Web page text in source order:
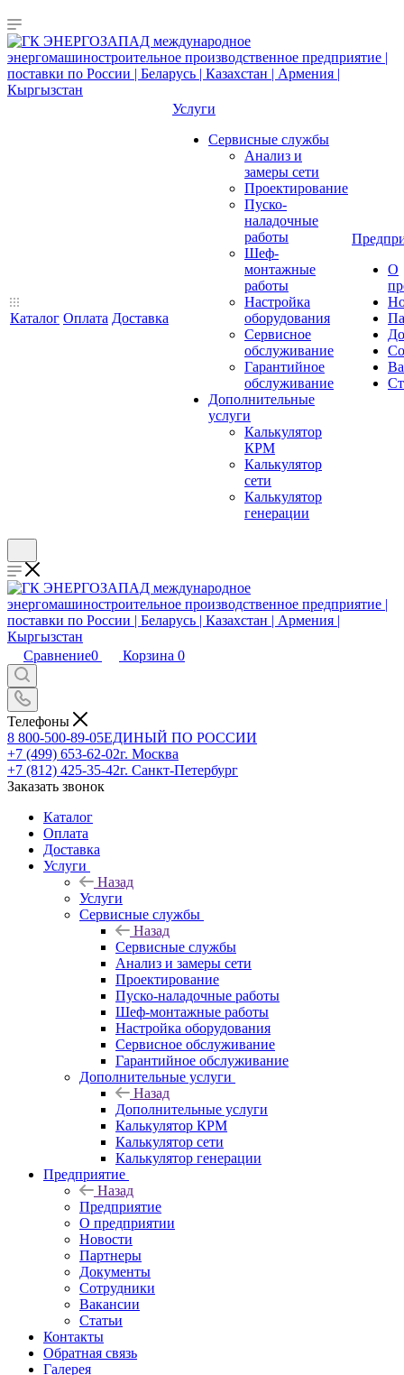
Каталог Оплата Доставка
Услуги
Сервисные службы
Анализ и
замеры сети
Проектирование
Пуско-
наладочные
работы
Шеф-
монтажные
работы
Настройка
оборудования
Сервисное
обслуживание
Гарантийное
обслуживание
Дополнительные
услуги
Калькулятор
КРМ
Калькулятор
сети
Калькулятор
генерации
О
Сравнение0 Корзина 0
Телефоны
8 800-500-89-05ЕДИНЫЙ ПО РОССИИ
+7 (499) 653-62-02г. Москва
+7 (812) 425-35-42г. Санкт-Петербург
Заказать звонок
Каталог
Оплата
Доставка
Услуги
Назад
Услуги
Сервисные службы
Назад
Сервисные службы
Анализ и замеры сети
Проектирование
Пуско-наладочные работы
Шеф-монтажные работы
Настройка оборудования
Сервисное обслуживание
Гарантийное обслуживание
Дополнительные услуги
Назад
Дополнительные услуги
Калькулятор КРМ
Калькулятор сети
Калькулятор генерации
Предприятие
Назад
Предприятие
О предприятии
Новости
Партнеры
Документы
Сотрудники
Вакансии
Статьи
Контакты
Обратная связь
Галерея